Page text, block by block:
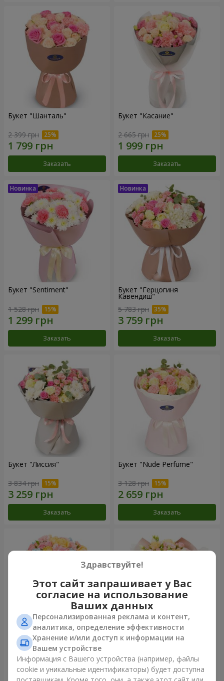
Букет "Шанталь"
2 399 грн
Заказать
Букет "Касание"
2 665 грн
Заказать
Букет "Sentiment"
1 528 грн
Заказать
Букет "Герцогиня
Кавендиш"
5 783 грн
Заказать
Букет "Лиссия"
3 834 грн
Заказать
Букет "Nude Perfume"
3 128 грн
Заказать
Букет "Нежность рассвета"
3 999 грн
Букет "Прикосновение
нежности"
2 624 грн
Здравствуйте!
Этот сайт запрашивает у Вас
согласие на использование
Ваших данных
Персонализированная реклама и контент,
аналитика, определение эффективности
Хранение и/или доступ к информации на
Вашем устройстве
Информация с Вашего устройства (например, файлы
cookie и уникальные идентификаторы) будет доступна